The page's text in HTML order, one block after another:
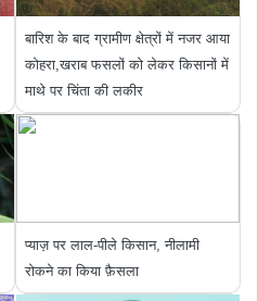
बारिश के बाद ग्रामीण क्षेत्रों में नजर आया
कोहरा,खराब फसलों को लेकर किसानों में
माथे पर चिंता की लकीर
प्याज़ पर लाल-पीले किसान, नीलामी
रोकने का किया फ़ैसला